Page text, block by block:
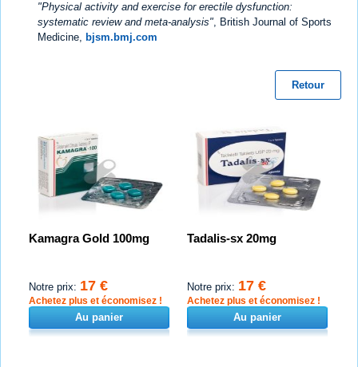
"Physical activity and exercise for erectile dysfunction:
systematic review and meta-analysis", British Journal of Sports
Medicine, bjsm.bmj.com
Retour
Kamagra Gold 100mg
Notre prix: 17 €
Achetez plus et économisez !
Au panier
Tadalis-sx 20mg
Notre prix: 17 €
Achetez plus et économisez !
Au panier